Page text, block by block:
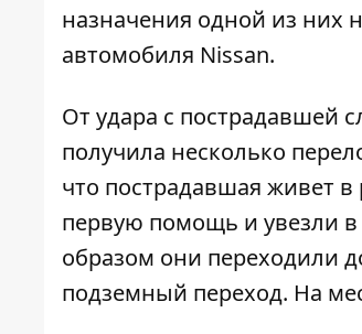
назначения одной из них
автомобиля Nissan.
От удара с пострадавшей
получила несколько
что пострадавшая живет
первую помощь и увезли
образом они переходили
подземный переход. На